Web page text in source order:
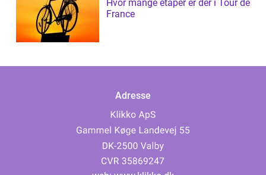
Hvor mange etaper er der i Tour de
France
Adresse